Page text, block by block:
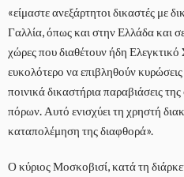
«είμαστε ανεξάρτητοι δικαστές με
Γαλλία, όπως και στην Ελλάδα και
χώρες που διαθέτουν ήδη Ελεγκτικό
ευκολότερο να επιβληθούν
ποινικά δικαστήρια παραβιάσεις
πόρων. Αυτό ενισχύει τη χρηστή
καταπολέμηση της διαφθορά».
Ο κύριος Μοσκοβισί, κατά τη